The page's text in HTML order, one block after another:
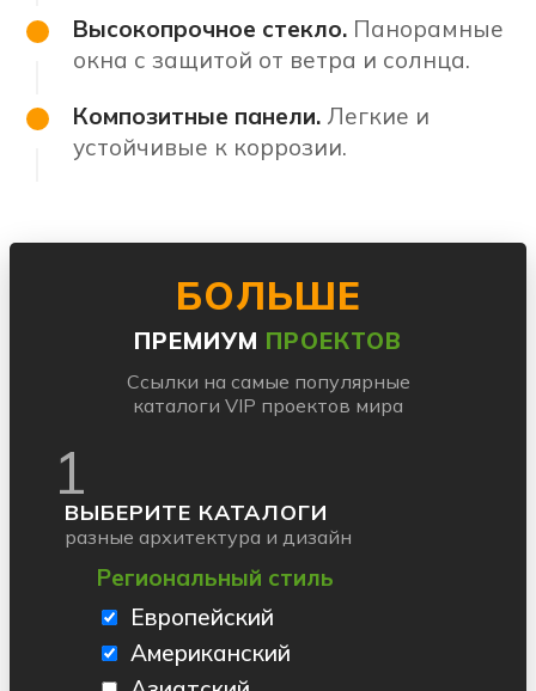
Высокопрочное стекло.Панорамные
окна с защитой от ветра и солнца.
Композитные панели.Легкие и
устойчивые к коррозии.
БОЛЬШЕ
ПРЕМИУМ ПРОЕКТОВ
Ссылки на самые популярные
каталоги VIP проектов мира
1
ВЫБЕРИТЕ КАТАЛОГИ
разные архитектура и дизайн
Региональный стиль
Европейский
Американский